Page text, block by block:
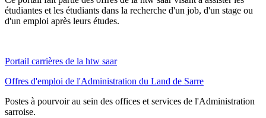
étudiantes et les étudiants dans la recherche d'un job, d'un stage ou
d'un emploi après leurs études.
Portail carrières de la htw saar
Offres d'emploi de l'Administration du Land de Sarre
Postes à pourvoir au sein des offices et services de l'Administration
sarroise.